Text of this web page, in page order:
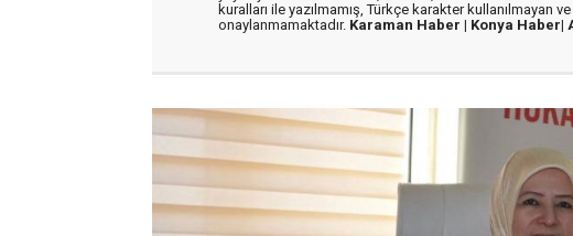
kuralları ile yazılmamış, Türkçe karakter kullanılmayan
onaylanmamaktadır. Karaman Haber | Konya Haber|